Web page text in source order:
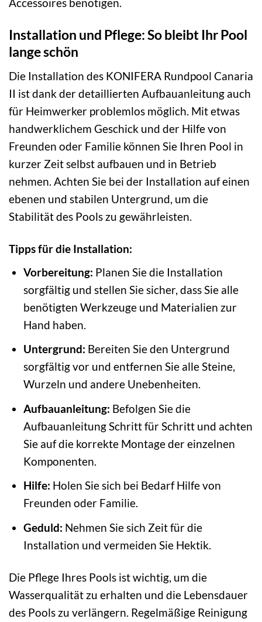
Accessoires benötigen.
Installation und Pflege: So bleibt Ihr Pool
lange schön
Die Installation des KONIFERA Rundpool Canaria
II ist dank der detaillierten Aufbauanleitung auch
für Heimwerker problemlos möglich. Mit etwas
handwerklichem Geschick und der Hilfe von
Freunden oder Familie können Sie Ihren Pool in
kurzer Zeit selbst aufbauen und in Betrieb
nehmen. Achten Sie bei der Installation auf einen
ebenen und stabilen Untergrund, um die
Stabilität des Pools zu gewährleisten.
Tipps für die Installation:
Vorbereitung: Planen Sie die Installation
sorgfältig und stellen Sie sicher, dass Sie alle
benötigten Werkzeuge und Materialien zur
Hand haben.
Untergrund: Bereiten Sie den Untergrund
sorgfältig vor und entfernen Sie alle Steine,
Wurzeln und andere Unebenheiten.
Aufbauanleitung: Befolgen Sie die
Aufbauanleitung Schritt für Schritt und achten
Sie auf die korrekte Montage der einzelnen
Komponenten.
Hilfe: Holen Sie sich bei Bedarf Hilfe von
Freunden oder Familie.
Geduld: Nehmen Sie sich Zeit für die
Installation und vermeiden Sie Hektik.
Die Pflege Ihres Pools ist wichtig, um die
Wasserqualität zu erhalten und die Lebensdauer
des Pools zu verlängern. Regelmäßige Reinigung